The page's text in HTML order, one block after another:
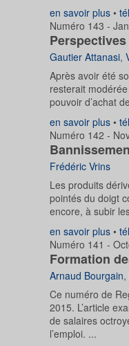
en savoir plus •
Numéro 143 -
Gautier Attanasi,
Après avoir été
resterait
pouvoir d’achat
en savoir plus •
Numéro 142 -
Frédéric Vrins
Les produits
pointés du doigt
encore, à subir
en savoir plus •
Numéro 141 -
Formation
Arnaud Bourgain,
Ce numéro de
2015. L’article
de salaires
l’emploi. ...